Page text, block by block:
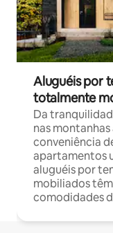
Aluguéis por
totalmente
Da
nas montanhas
conveniência
apartamentos
aluguéis por
mobiliados
comodidades